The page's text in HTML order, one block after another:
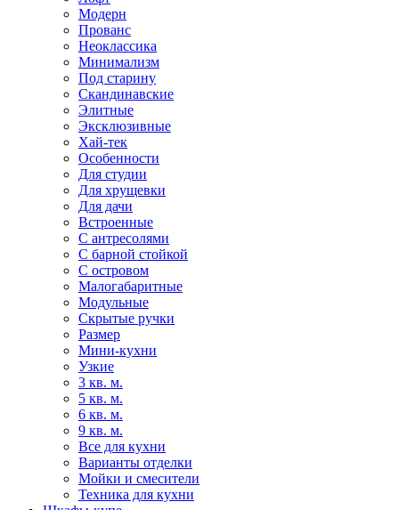
Модерн
Прованс
Неоклассика
Минимализм
Под старину
Скандинавские
Элитные
Эксклюзивные
Хай-тек
Особенности
Для студии
Для хрущевки
Для дачи
Встроенные
С антресолями
С барной стойкой
С островом
Малогабаритные
Модульные
Скрытые ручки
Размер
Мини-кухни
Узкие
3 кв. м.
5 кв. м.
6 кв. м.
9 кв. м.
Все для кухни
Варианты отделки
Мойки и смесители
Техника для кухни